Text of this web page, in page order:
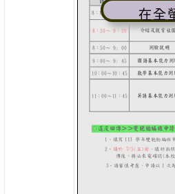
在全